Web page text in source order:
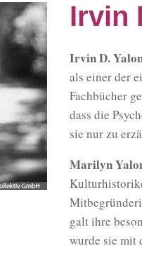
Irvin
Irvin D.
als einer der
Fachbücher
dass die
sie nur zu
Marilyn
galt ihre
wurde sie mit